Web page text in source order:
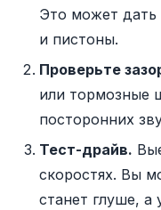
Это может дать
и пистоны.
Проверьте
или тормозные
посторонних
Тест-драйв.
скоростях. Вы
станет глуше,